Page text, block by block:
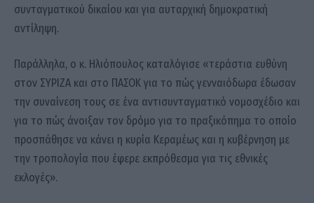
συνταγματικού δικαίου και για αυταρχική δημοκρατική
αντίληψη.
Παράλληλα, ο κ. Ηλιόπουλος καταλόγισε «τεράστια ευθύνη
στον ΣΥΡΙΖΑ και στο ΠΑΣΟΚ για το πώς γενναιόδωρα έδωσαν
την συναίνεση τους σε ένα αντισυνταγματικό νομοσχέδιο και
για το πώς άνοιξαν τον δρόμο για το πραξικόπημα το οποίο
προσπάθησε να κάνει η κυρία Κεραμέως και η κυβέρνηση με
την τροπολογία που έφερε εκπρόθεσμα για τις εθνικές
εκλογές».